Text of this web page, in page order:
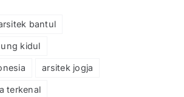
bantul
kidul
arsitek jogja
terkenal